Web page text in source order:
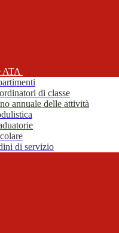
ATA
di classe
annuale delle attività
di servizio